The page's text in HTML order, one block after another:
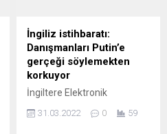
artışlarına ilişkin temmuz ayı
nihai verilerini açıkladı. Buna
göre, haziranda yüzde 2,3
olan yıllık...
İngiliz istihbaratı:
Danışmanları Putin’e
gerçeği söylemekten
korkuyor
İngiltere Elektronik
Başkanı Jeremy Fleming,
31.03.2022 0 59